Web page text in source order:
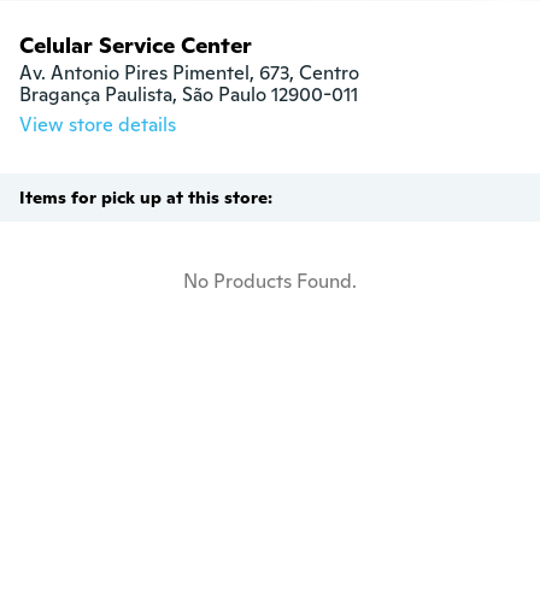
Celular Service Center
Av. Antonio Pires Pimentel, 673, Centro
Bragança Paulista, São Paulo 12900-011
View store details
Items for pick up at this store:
No Products Found.